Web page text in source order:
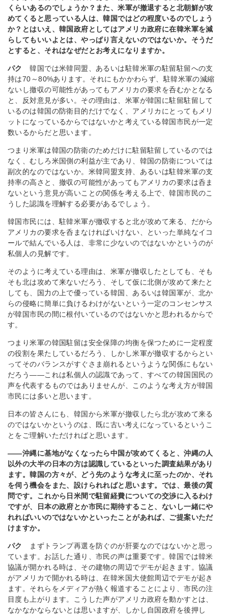
くらいあるのでしょうか？また、米軍が撤退すると北朝鮮が攻
めてくると思っている人は、韓国ではどの程度いるのでしょう
か？とはいえ、韓国政府としてはアメリカ政府に在韓米軍を減
らしてもいいよとは、やっぱり言えないのではないか。そうだ
とすると、それはなぜだとお考えになりますか。
パク
韓国では米韓同盟、あるいは駐韓米軍の駐留駐留への支
持は70～80%あります。それにもかかわらず、駐韓米軍の減縮
ないし撤収の可能性があってもアメリカの要求を呑むかとなる
と、反対意見が多い。その理由は、米軍が韓国に駐留駐留して
いるのは韓国の防衛目的だけでなく、アメリカにとってもメリ
ットになっているからではないかと考えている韓国市民が一定
数いるからだと思います。
つまり米軍は韓国の防衛のためだけに駐留駐留しているのでは
なく、むしろ米国側の利益が主であり、韓国の防衛については
副次的なのではないか。米韓同盟支持、あるいは駐韓米軍の支
持率の高さと、撤収の可能性があってもアメリカの要求は呑ま
ないという意見が高いことの関係を考える上で、韓国市民のこ
うした認識を理解する必要があるでしょう。
韓国市民には、駐韓米軍が撤収すると北が攻めて来る、だから
アメリカの要求を呑まなければいけない、といった単純なイコ
ールで結んでいる人は、非常に少ないのではないかというのが
私個人の見解です。
そのように考えている理由は、米軍が撤収したとしても、そも
そも北は攻めて来ないだろう、そして仮に北側が攻めて来たと
しても、国力の上で優っている韓国、あるいは韓国軍が、北か
らの侵略に簡単に負けるわけがないという一定のコンセンサス
が韓国市民の間に根付いているのではないかと思われるからで
す。
つまり米軍の韓国駐留は安全保障の均衡を保つために一定程度
の役割を果たしているだろう、しかし米軍が撤収するからとい
ってそのバランスがすぐさま崩れるというような関係にもない
だろう――これは私個人の認識であって、すべての韓国国民の
声を代表するものではありませんが、このような考え方が韓国
市民には多いと思います。
日本の皆さんにも、韓国から米軍が撤収したら北が攻めて来る
のではないかというのは、既に古い考えになっているというこ
とをご理解いただければと思います。
――沖縄に基地がなくなったら中国が攻めてくると、沖縄の人
以外の大半の日本の方は認識しているといった調査結果があり
ます。韓国の方々が、どう先のような考えに至ったのか、それ
を伺う機会をまた、設けられればと思います。では、最後の質
問です。これから日米間で駐留経費についての交渉に入るわけ
ですが、日本の政府とか市民に期待すること、ないし一緒にや
れればいいのではないかといったことがあれば、ご提案いただ
けますか。
パク
まずトランプ再選を防ぐのが肝要なのではないかと思っ
ています。お話した通り、市民の声は重要です。韓国では韓米
協議が開かれる時は、その建物の周辺でデモが起きます。協議
がアメリカで開かれる時は、在韓米国大使館周辺でデモが起き
ます。それらをメディアが熱く報道することにより、市民の注
目度も上がります。こうした声がアメリカ政府を動かすとは、
なかなかならないとは思いますが、しかし自国政府を後押し